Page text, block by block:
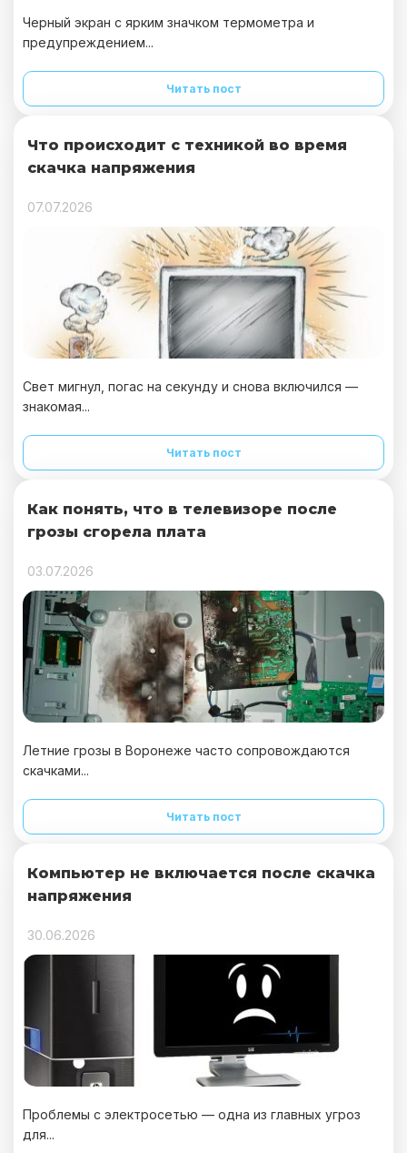
Черный экран с ярким значком термометра и
предупреждением...
Читать пост
Что происходит с техникой во время
скачка напряжения
07.07.2026
Свет мигнул, погас на секунду и снова включился —
знакомая...
Читать пост
Как понять, что в телевизоре после
грозы сгорела плата
03.07.2026
Летние грозы в Воронеже часто сопровождаются
скачками...
Читать пост
Компьютер не включается после скачка
напряжения
30.06.2026
Проблемы с электросетью — одна из главных угроз
для...